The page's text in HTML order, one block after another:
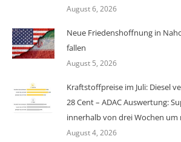
August 6, 2026
Neue Friedenshoffnung in
fallen
August 5, 2026
Kraftstoffpreise im Juli: Diesel
28 Cent – ADAC Auswertung:
innerhalb von drei Wochen um
August 4, 2026